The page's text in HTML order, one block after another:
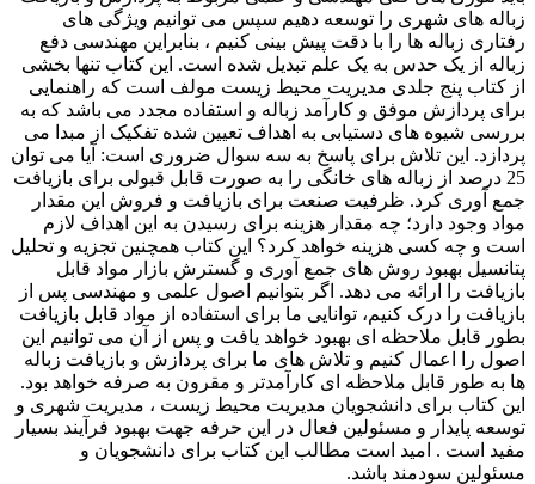
زباله های شهری را توسعه دهیم سپس می توانیم ویژگی های
رفتاری زباله ها را با دقت پیش بینی کنیم ، بنابراین مهندسی دفع
زباله از یک حدس به یک علم تبدیل شده است. این کتاب تنها بخشی
از کتاب پنج جلدی مدیریت محیط زیست مولف است که راهنمایی
برای پردازش موفق و کارآمد زباله و استفاده مجدد می باشد که به
بررسی شیوه های دستیابی به اهداف تعیین شده تفکیک از مبدا می
پردازد. این تلاش برای پاسخ به سه سوال ضروری است: آیا می توان
25 درصد از زباله های خانگی را به صورت قابل قبولی برای بازیافت
جمع آوری کرد. ظرفیت صنعت برای بازیافت و فروش این مقدار
مواد وجود دارد؛ چه مقدار هزینه برای رسیدن به این اهداف لازم
است و چه کسی هزینه خواهد کرد؟ این کتاب همچنین تجزیه و تحلیل
پتانسیل بهبود روش های جمع آوری و گسترش بازار مواد قابل
بازیافت را ارائه می دهد. اگر بتوانیم اصول علمی و مهندسی پس از
بازیافت را درک کنیم، توانایی ما برای استفاده از مواد قابل بازیافت
بطور قابل ملاحظه ای بهبود خواهد یافت و پس از آن می توانیم این
اصول را اعمال کنیم و تلاش های ما برای پردازش و بازیافت زباله
ها به طور قابل ملاحظه ای کارآمدتر و مقرون به صرفه خواهد بود.
این کتاب برای دانشجویان مدیریت محیط زیست ، مدیریت شهری و
توسعه پایدار و مسئولین فعال در این حرفه جهت بهبود فرآیند بسیار
مفید است . امید است مطالب این کتاب برای دانشجویان و
مسئولین سودمند باشد.